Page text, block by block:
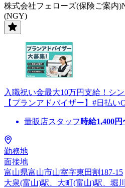
株式会社フェローズ(保険ご案内
(NGY)
入職祝い金最大10万円支給！シ
【プランアドバイザー】#日払
量販店スタッフ 時給1,400円
勤務地
面接地
富山県富山市山室字東田割187-15
大泉(富山)駅、大町(富山)駅、堀